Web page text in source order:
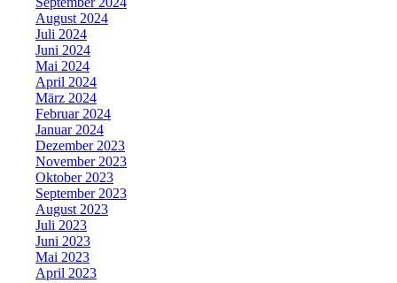
August 2024
Juli 2024
Juni 2024
Mai 2024
April 2024
März 2024
Februar 2024
Januar 2024
Dezember 2023
November 2023
Oktober 2023
September 2023
August 2023
Juli 2023
Juni 2023
Mai 2023
April 2023